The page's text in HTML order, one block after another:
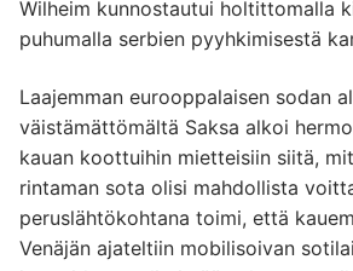
Wilheim kunnostautui holtittomalla
puhumalla serbien pyyhkimisestä
Laajemman eurooppalaisen sodan
väistämättömältä Saksa alkoi
kauan koottuihin mietteisiin siitä,
rintaman sota olisi mahdollista
peruslähtökohtana toimi, että
Venäjän ajateltiin mobilisoivan